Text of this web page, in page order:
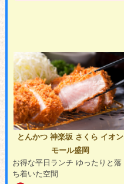
とんかつ 神楽坂 さくら イオン
モール盛岡
お得な平日ランチ ゆったりと落
ち着いた空間